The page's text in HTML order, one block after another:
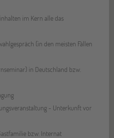
im Kern alle das
(in den meisten Fällen
in Deutschland bzw.
- Unterkunft vor
bzw. Internat